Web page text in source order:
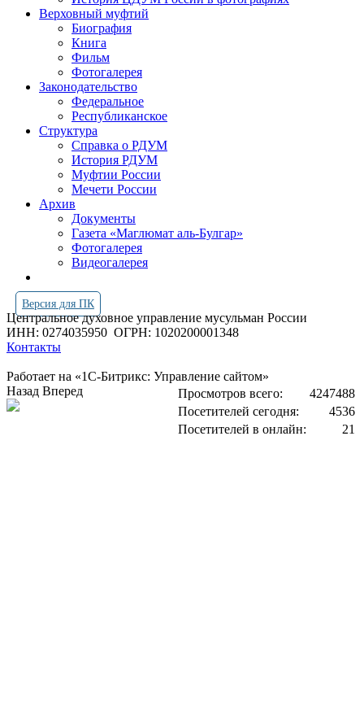
Верховный муфтий
Биография
Книга
Фильм
Фотогалерея
Законодательство
Федеральное
Республиканское
Структура
Справка о РДУМ
История РДУМ
Муфтии России
Мечети России
Архив
Документы
Газета «Маглюмат аль-Булгар»
Фотогалерея
Видеогалерея
Версия для ПК
Центральное духовное управление мусульман России
ИНН: 0274035950 ОГРН: 1020200001348
Контакты
Работает на «1С-Битрикс: Управление сайтом»
Просмотров всего:
4247488
Посетителей сегодня:
4536
Посетителей в онлайн:
21
Назад Вперед